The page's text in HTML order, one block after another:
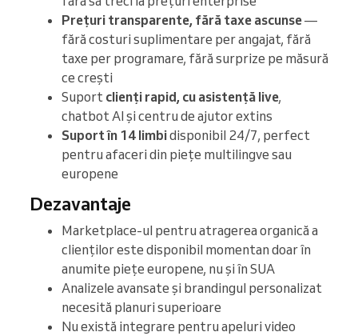
Prețuri transparente, fără taxe ascunse—
fără costuri suplimentare per angajat, fără
taxe per programare, fără surprize pe măsură
ce crești
Suport clienți rapid, cu asistență live,
chatbot AI și centru de ajutor extins
Suport în 14 limbidisponibil 24/7, perfect
pentru afaceri din piețe multilingve sau
europene
Dezavantaje
Marketplace-ul pentru atragerea organică a
clienților este disponibil momentan doar în
anumite piețe europene, nu și în SUA
Analizele avansate și brandingul personalizat
necesită planuri superioare
Nu există integrare pentru apeluri video